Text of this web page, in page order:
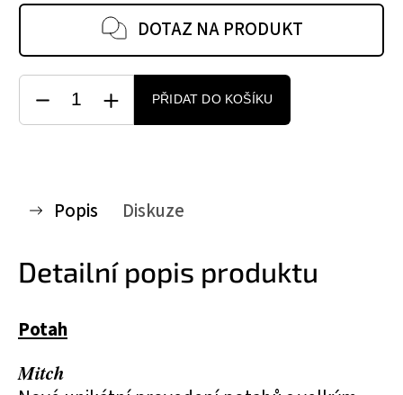
DOTAZ NA PRODUKT
PŘIDAT DO KOŠÍKU
Popis Diskuze
Detailní popis produktu
Potah
Mitch